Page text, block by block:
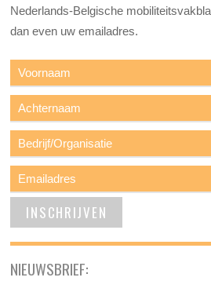
Nederlands-Belgische
dan even uw emailadres.
NIEUWSBRIEF: